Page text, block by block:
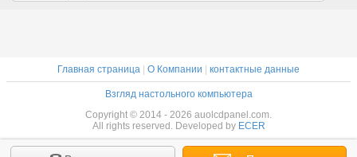
Главная страница | О Компании | контактные данные
Взгляд настольного компьютера
Copyright © 2014 - 2026 auolcdpanel.com.
All rights reserved. Developed by ECER